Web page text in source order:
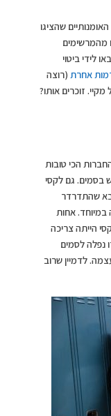
שהציגו
מהמרשימים
לידי ביטוי
אחרת (רוצה
זוכרים אותו?
הכי טובות
בסמים. גם לקסי
שהתדרדר
במיוחד. אחות
הייתה צריכה
נפלה לסמים
לדמיין שרוב